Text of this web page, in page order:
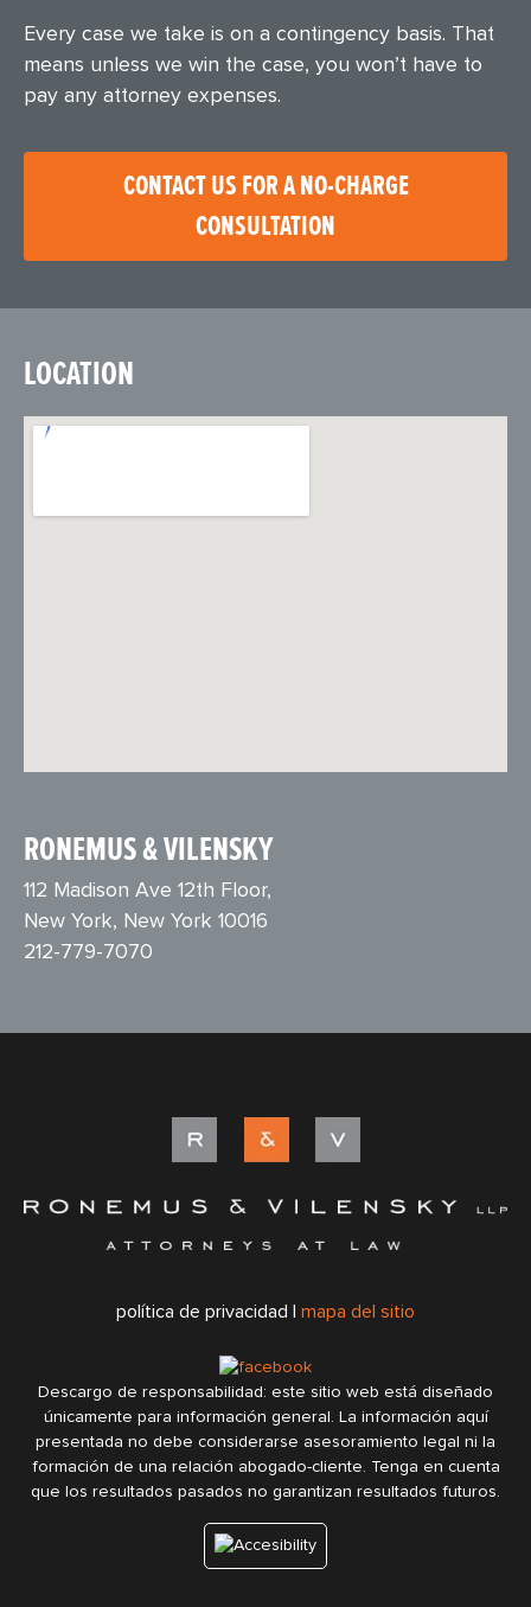
Every case we take is on a contingency basis. That
means unless we win the case, you won’t have to
pay any attorney expenses.
CONTACT US FOR A NO-CHARGE
CONSULTATION
LOCATION
RONEMUS & VILENSKY
112 Madison Ave 12th Floor,
New York, New York 10016
212-779-7070
política de privacidad | mapa del sitio
Descargo de responsabilidad: este sitio web está diseñado
únicamente para información general. La información aquí
presentada no debe considerarse asesoramiento legal ni la
formación de una relación abogado-cliente. Tenga en cuenta
que los resultados pasados no garantizan resultados futuros.